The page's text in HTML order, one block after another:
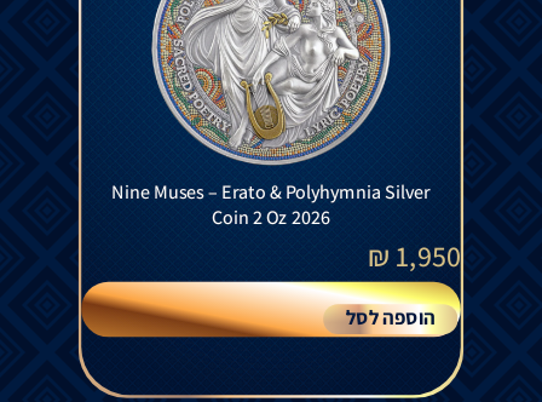
Nine Muses – Erato & Polyhymnia Silver
Coin 2 Oz 2026
1,950
₪
הוספה לסל